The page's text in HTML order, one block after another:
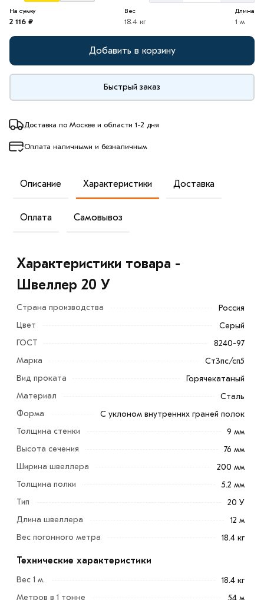
На сумму
2 116 ₽
Вес
18.4 кг
Длина
1 м
Добавить в корзину
Быстрый заказ
Доставка по Москве и области 1-2 дня
Оплата наличными и безналичным
Описание Характеристики Доставка
Оплата Самовывоз
изготавливается из стали марки ст3, способен
справиться с высокими нагрузками и используется при
строительстве высотных зданий и сооружений,
перекрытий с большой площадью, опор и прогонов.
Применяется при строительстве перекрытий больших
пролетов и многоэтажных каркасных сооружений.
Зачастую он используется в качестве арматуры для
стен, кровли, а так же для усиления бетона. Он
прекрасно выдерживает нагрузки как осевые, так и
Условия доставки и цены на товар Швеллер 20 У из
Характеристики товара -
Швеллер 20 У
Страна производства
Россия
Цвет
Серый
ГОСТ
8240-97
Марка
Ст3пс/сп5
Вид проката
Горячекатаный
Материал
Сталь
Форма
С уклоном внутренних граней полок
Толщина стенки
9 мм
Высота сечения
76 мм
Ширина швеллера
200 мм
Толщина полки
5.2 мм
Тип
20 У
Длина швеллера
12 м
Вес погонного метра
18.4 кг
Технические характеристики
Вес 1 м.
18.4 кг
Метров в 1 тонне
54 м